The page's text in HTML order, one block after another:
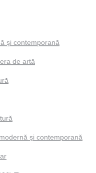
și contemporană
de artă
și contemporană